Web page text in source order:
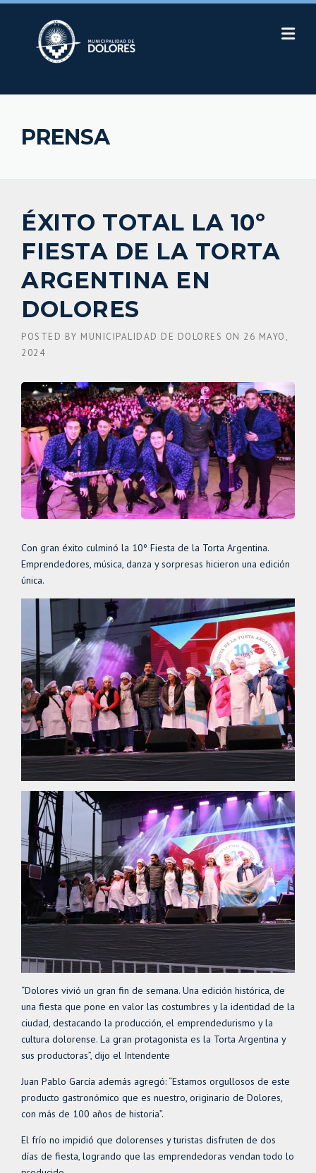
Skip
PRENSA
ÉXITO TOTAL LA 10º
FIESTA DE LA TORTA
ARGENTINA EN
DOLORES
POSTED BY MUNICIPALIDAD DE DOLORES ON 26 MAYO,
2024
Con gran éxito culminó la 10º Fiesta de la Torta Argentina.
Emprendedores, música, danza y sorpresas hicieron una edición
única.
“Dolores vivió un gran fin de semana. Una edición histórica, de
una fiesta que pone en valor las costumbres y la identidad de la
ciudad, destacando la producción, el emprendedurismo y la
cultura dolorense. La gran protagonista es la Torta Argentina y
sus productoras”, dijo el Intendente
Juan Pablo García además agregó: “Estamos orgullosos de este
producto gastronómico que es nuestro, originario de Dolores,
con más de 100 años de historia”.
El frío no impidió que dolorenses y turistas disfruten de dos
días de fiesta, logrando que las emprendedoras vendan todo lo